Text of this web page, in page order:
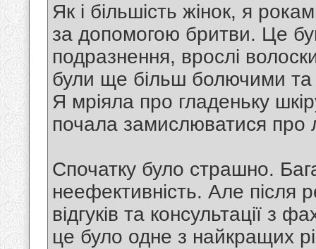
Як і більшість жінок, я
за допомогою бритви. Це
подразнення, врослі
були ще більш болючими та
Я мріяла про гладеньку
почала замислюватися про
Спочатку було страшно.
неефективність. Але після
відгуків та консультації з
це було одне з найкращих